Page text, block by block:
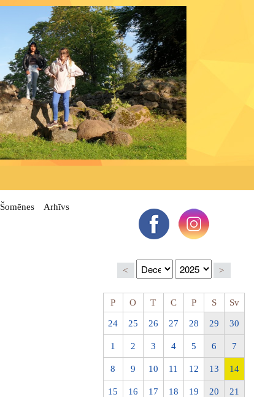
Šomēnes Arhīvs
< >
P O T C P S Sv
24 25 26 27 28 29 30
1 2 3 4 5 6 7
8 9 10 11 12 13 14
15 16 17 18 19 20 21